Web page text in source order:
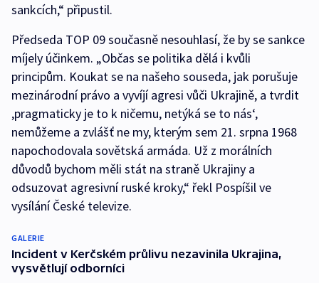
sankcích,“ připustil.
Předseda TOP 09 současně nesouhlasí, že by se sankce
míjely účinkem. „Občas se politika dělá i kvůli
principům. Koukat se na našeho souseda, jak porušuje
mezinárodní právo a vyvíjí agresi vůči Ukrajině, a tvrdit
,pragmaticky je to k ničemu, netýká se to nás‘,
nemůžeme a zvlášť ne my, kterým sem 21. srpna 1968
napochodovala sovětská armáda. Už z morálních
důvodů bychom měli stát na straně Ukrajiny a
odsuzovat agresivní ruské kroky,“ řekl Pospíšil ve
vysílání České televize.
GALERIE
Incident v Kerčském průlivu nezavinila Ukrajina,
vysvětlují odborníci